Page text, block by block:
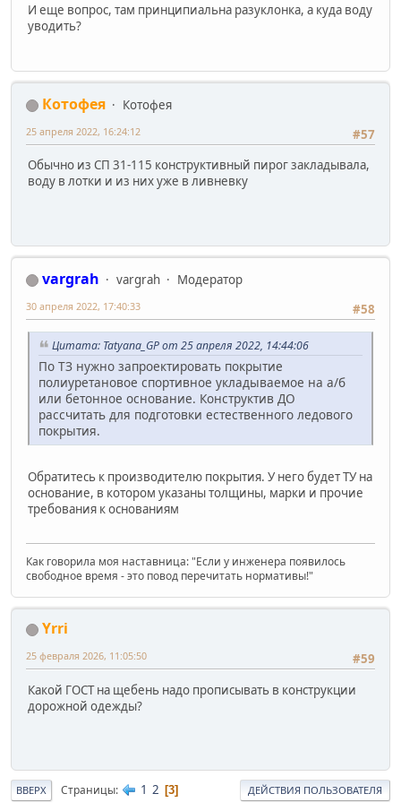
И еще вопрос, там принципиальна разуклонка, а куда воду
уводить?
Котофея
Котофея
#57
25 апреля 2022, 16:24:12
Обычно из СП 31-115 конструктивный пирог закладывала,
воду в лотки и из них уже в ливневку
vargrah vargrah
Модератор
#58
30 апреля 2022, 17:40:33
Цитата: Tatyana_GP от 25 апреля 2022, 14:44:06
По ТЗ нужно запроектировать покрытие
полиуретановое спортивное укладываемое на а/б
или бетонное основание. Конструктив ДО
рассчитать для подготовки естественного ледового
покрытия.
Обратитесь к производителю покрытия. У него будет ТУ на
основание, в котором указаны толщины, марки и прочие
требования к основаниям
Как говорила моя наставница: "Если у инженера появилось
свободное время - это повод перечитать нормативы!"
Yrri
#59
25 февраля 2026, 11:05:50
Какой ГОСТ на щебень надо прописывать в конструкции
дорожной одежды?
ВВЕРХ Страницы 1 2 3 ДЕЙСТВИЯ ПОЛЬЗОВАТЕЛЯ